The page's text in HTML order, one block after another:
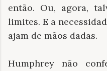
então. Ou, agora,
limites. E a
ajam de mãos dadas.
Humphrey não